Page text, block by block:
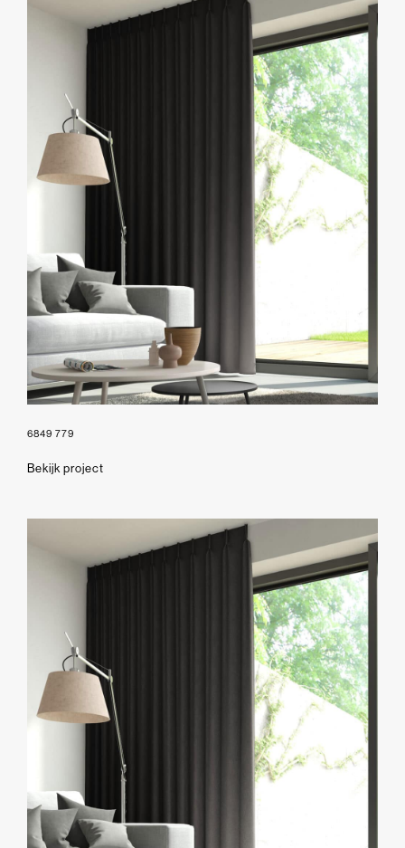
6849 779
Bekijk project